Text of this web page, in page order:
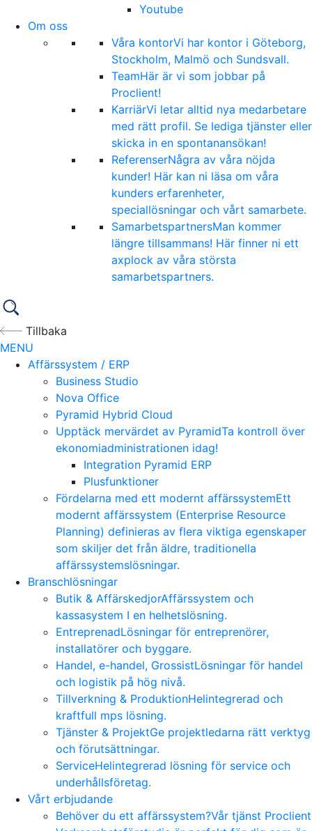
Youtube
Om oss
Våra kontorVi har kontor i Göteborg,
Stockholm, Malmö och Sundsvall.
TeamHär är vi som jobbar på
Proclient!
KarriärVi letar alltid nya medarbetare
med rätt profil. Se lediga tjänster eller
skicka in en spontanansökan!
ReferenserNågra av våra nöjda
kunder! Här kan ni läsa om våra
kunders erfarenheter,
speciallösningar och vårt samarbete.
SamarbetspartnersMan kommer
längre tillsammans! Här finner ni ett
axplock av våra största
samarbetspartners.
Tillbaka
MENU
Affärssystem / ERP
Business Studio
Nova Office
Pyramid Hybrid Cloud
Upptäck mervärdet av PyramidTa kontroll över
ekonomiadministrationen idag!
Integration Pyramid ERP
Plusfunktioner
Fördelarna med ett modernt affärssystemEtt
modernt affärssystem (Enterprise Resource
Planning) definieras av flera viktiga egenskaper
som skiljer det från äldre, traditionella
affärssystemslösningar.
Branschlösningar
Butik & AffärskedjorAffärssystem och
kassasystem I en helhetslösning.
EntreprenadLösningar för entreprenörer,
installatörer och byggare.
Handel, e-handel, GrossistLösningar för handel
och logistik på hög nivå.
Tillverkning & ProduktionHelintegrerad och
kraftfull mps lösning.
Tjänster & ProjektGe projektledarna rätt verktyg
och förutsättningar.
ServiceHelintegrerad lösning för service och
underhållsföretag.
Vårt erbjudande
Behöver du ett affärssystem?Vår tjänst Proclient